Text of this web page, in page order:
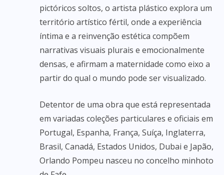
pictóricos soltos, o artista plástico explora um
território artístico fértil, onde a experiência
íntima e a reinvenção estética compõem
narrativas visuais plurais e emocionalmente
densas, e afirmam a maternidade como eixo a
partir do qual o mundo pode ser visualizado.
Detentor de uma obra que está representada
em variadas coleções particulares e oficiais em
Portugal, Espanha, França, Suíça, Inglaterra,
Brasil, Canadá, Estados Unidos, Dubai e Japão,
Orlando Pompeu nasceu no concelho minhoto